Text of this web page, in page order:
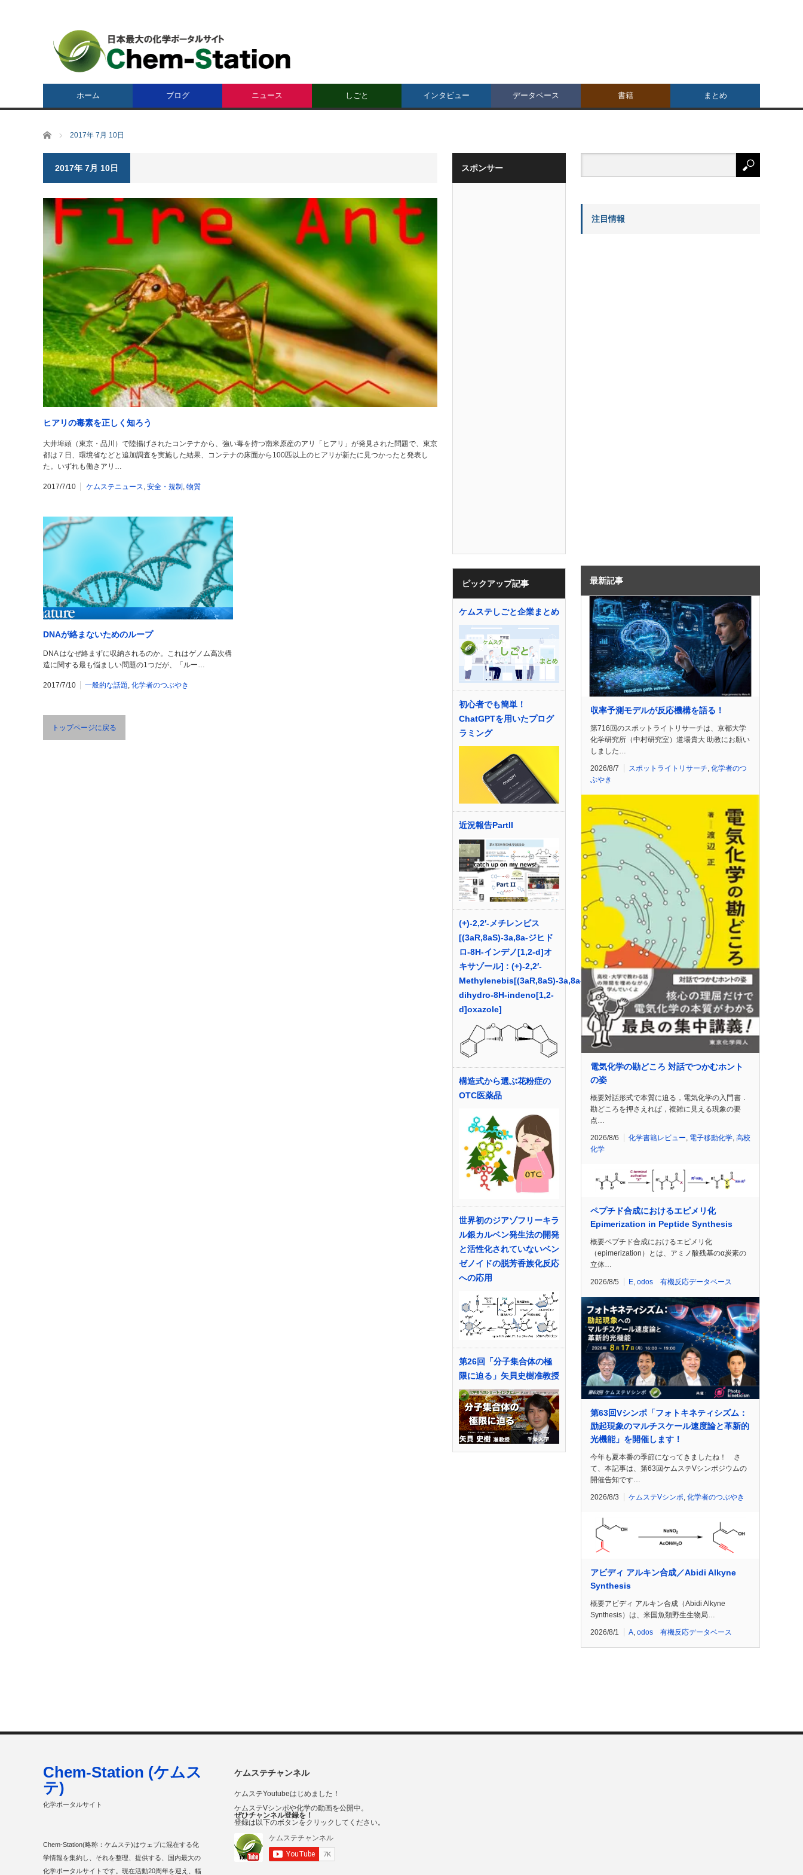
ホーム ブログ ニュース しごと インタビュー データベース 書籍 まとめ
ホーム 2017年 7月 10日
2017年 7月 10日
ヒアリの毒素を正しく知ろう
大井埠頭（東京・品川）で陸揚げされたコンテナから、強い毒を持つ南米原産のアリ「ヒアリ」が発見された問題で、東京
都は７日、環境省などと追加調査を実施した結果、コンテナの床面から100匹以上のヒアリが新たに見つかったと発表し
た。いずれも働きアリ…
2017/7/10 ケムステニュース, 安全・規制 , 物質
DNAが絡まないためのループ
DNA はなぜ絡まずに収納されるのか。これはゲノム高次構
造に関する最も悩ましい問題の1つだが、「ルー…
2017/7/10 一般的な話題, 化学者のつぶやき
トップページに戻る
スポンサー
ピックアップ記事
ケムステしごと企業まとめ
初心者でも簡単！
ChatGPTを用いたプログ
ラミング
近況報告PartII
(+)-2,2′-メチレンビス
[(3aR,8aS)-3a,8a-ジヒド
ロ-8H-インデノ[1,2-d]オ
キサゾール] : (+)-2,2′-
Methylenebis[(3aR,8aS)-3a,8a-
dihydro-8H-indeno[1,2-
d]oxazole]
構造式から選ぶ花粉症の
OTC医薬品
世界初のジアゾフリーキラ
ル銀カルベン発生法の開発
と活性化されていないベン
ゼノイドの脱芳香族化反応
への応用
第26回「分子集合体の極
限に迫る」矢貝史樹准教授
注目情報
最新記事
収率予測モデルが反応機構を語る！
第716回のスポットライトリサーチは、京都大学
化学研究所（中村研究室）道場貴大 助教にお願い
しました…
2026/8/7 スポットライトリサーチ 化学者のつ
ぶやき
電気化学の勘どころ 対話でつかむホント
の姿
概要対話形式で本質に迫る，電気化学の入門書．
勘どころを押さえれば，複雑に見える現象の要
点…
2026/8/6 化学書籍レビュー 電子移動化学 高校
化学
ペプチド合成におけるエピメリ化
Epimerization in Peptide Synthesis
概要ペプチド合成におけるエピメリ化
（epimerization）とは、アミノ酸残基のα炭素の
立体…
2026/8/5 E odos 有機反応データベース
第63回Vシンポ「フォトキネティシズム：
励起現象のマルチスケール速度論と革新的
光機能」を開催します！
今年も夏本番の季節になってきましたね！ さ
て、本記事は、第63回ケムステVシンポジウムの
開催告知です…
2026/8/3 ケムステVシンポ, 化学者のつぶやき
アビディ アルキン合成／Abidi Alkyne
Synthesis
概要アビディ アルキン合成（Abidi Alkyne
Synthesis）は、米国魚類野生生物局…
2026/8/1 A, odos 有機反応データベース
ケムステチャンネル
ケムステYoutubeはじめました！
ケムステVシンポや化学の動画を公開中。
ぜひチャンネル登録を！
登録は以下のボタンをクリックしてください。
Chem-Station (ケムス
テ)
化学ポータルサイト
Chem-Station(略称：ケムステ)はウェブに混在する化
学情報を集約し、それを整理、提供する、国内最大の
化学ポータルサイトです。現在活動20周年を迎え、幅